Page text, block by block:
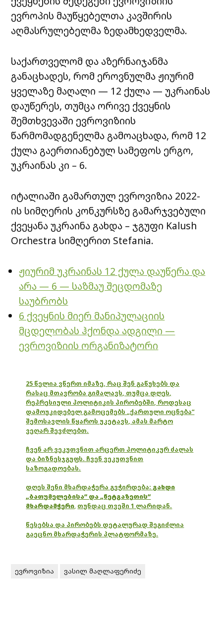
ევროპის მაუწყებელთა კავშირის
აღმასრულებელმა ზედამხედველმა.
საქართველომ და აზერნაიჯანმა
განაცხადეს, რომ ეროვნულმა ჟიურიმ
ყველაზე მაღალი — 12 ქულა — უკრაინას
დაუწერეს, თუმცა ორივე ქვეყნის
შემთხვევაში ევროვიზიის
წარმომადგენელმა გამოაცხადა, რომ 12
ქულა გაერთიანებულ სამეფოს ერგო,
უკრაინას კი – 6.
იტალიაში გამართულ ევროვიზია 2022-
ის სიმღერის კონკურსზე გამარჯვებული
ქვეყანა უკრაინა გახდა – ჯგუფი Kalush
Orchestra სიმღერით Stefania.
ჟიურიმ უკრაინას 12 ქულა დაუწერა და
არა — 6 — საზმაუ შეცდომაზე
საუბრობს
6 ქვეყნის მიერ მანიპულაციის
მცდელობას ჰქონდა ადგილი —
ევროვიზიის ორგანიზატორი
25 წელია ვწერთ იმაზე, რაც შენ გაწუხებს და
რასაც მთავრობა გიმალავს, თუმცა დღეს,
რეპრესიული პოლიტიკის პირობებში, როდესაც
დამოუკიდებელ გამოცემებს „ქართული ოცნება“
შემოსავლის წყაროს უკეტავს, ამას მარტო
ვეღარ შევძლებთ.
ჩვენ არ ვეკუთვნით არცერთ პოლიტიკურ ძალას
და ბიზნესჯგუფს. ჩვენ ვეკუთვნით
საზოგადოებას.
დღეს შენი მხარდაჭერა გვჭირდება: გახდი
„ბათუმელებისა“ და „ნეტგაზეთის“
მხარდამჭერი, თუნდაც თვეში 1 ლარიდან.
წესებსა და პირობებს დეტალურად შეგიძლია
გაეცნო მხარდაჭერის პლატფორმაზე.
ევროვიზია ვასილ მაღლაფერიძე